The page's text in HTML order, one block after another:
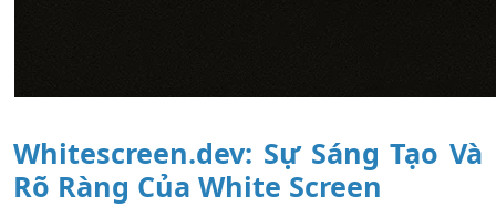
Whitescreen.dev: Sự Sáng Tạo Và
Rõ Ràng Của White Screen